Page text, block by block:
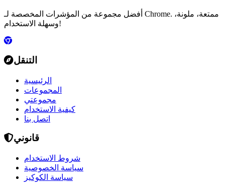
أفضل مجموعة من المؤشرات المخصصة لـ Chrome. ممتعة، ملونة،
وسهلة الاستخدام!
التنقل
الرئيسية
المجموعات
مجموعتي
كيفية الاستخدام
اتصل بنا
قانوني
شروط الاستخدام
سياسة الخصوصية
سياسة الكوكيز